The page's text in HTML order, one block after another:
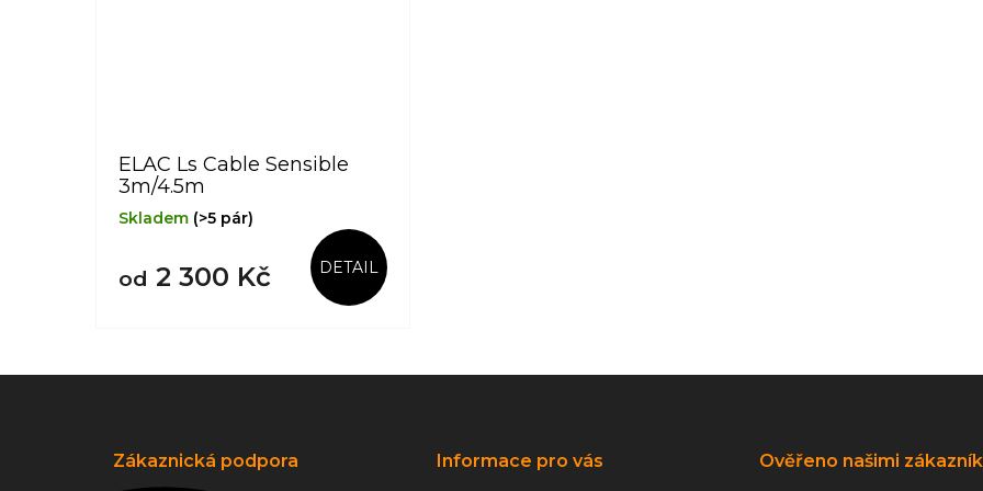
ELAC Ls Cable Sensible
3m/4.5m
Skladem (>5 pár)
od 2 300 Kč DETAIL
Zákaznická podpora Informace pro vás Ověřeno našimi